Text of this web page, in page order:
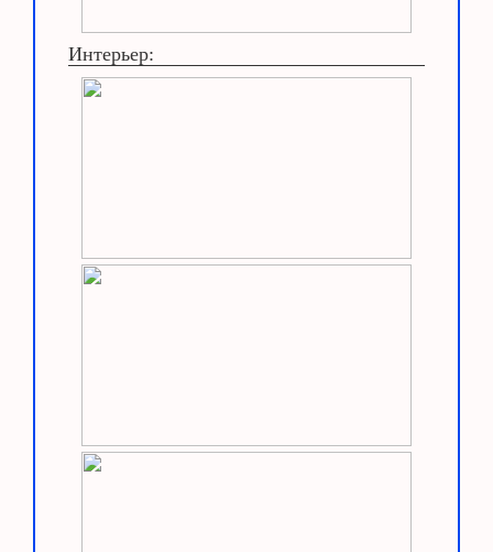
Интерьер: